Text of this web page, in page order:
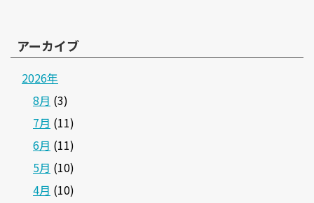
アーカイブ
2026年
8月 (3)
7月 (11)
6月 (11)
5月 (10)
4月 (10)